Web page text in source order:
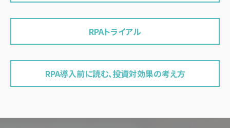
RPAトライアル
RPA導入前に読む、投資対効果の考え方